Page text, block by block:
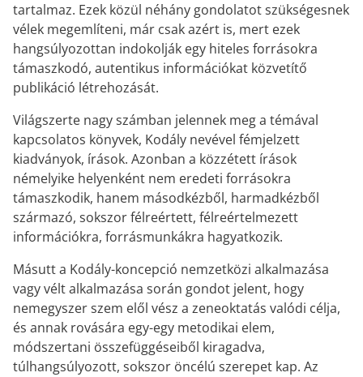
tartalmaz. Ezek közül néhány gondolatot szükségesnek
vélek megemlíteni, már csak azért is, mert ezek
hangsúlyozottan indokolják egy hiteles forrásokra
támaszkodó, autentikus információkat közvetítő
publikáció létrehozását.
Világszerte nagy számban jelennek meg a témával
kapcsolatos könyvek, Kodály nevével fémjelzett
kiadványok, írások. Azonban a közzétett írások
némelyike helyenként nem eredeti forrásokra
támaszkodik, hanem másodkézből, harmadkézből
származó, sokszor félreértett, félreértelmezett
információkra, forrásmunkákra hagyatkozik.
Másutt a Kodály-koncepció nemzetközi alkalmazása
vagy vélt alkalmazása során gondot jelent, hogy
nemegyszer szem elől vész a zeneoktatás valódi célja,
és annak rovására egy-egy metodikai elem,
módszertani összefüggéseiből kiragadva,
túlhangsúlyozott, sokszor öncélú szerepet kap. Az